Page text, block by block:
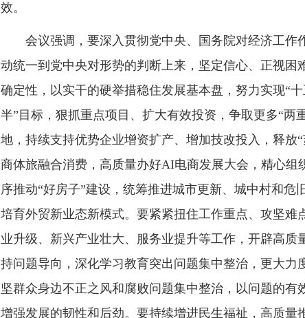
效。
会议强调，要深入贯彻党中央、国务院对经济工作
动统一到党中央对形势的判断上来，坚定信心、正视困
确定性，以实干的硬举措稳住发展基本盘，努力实现“
半”目标，狠抓重点项目、扩大有效投资，争取更多“两
地，持续支持优势企业增资扩产、增加技改投入，释放
商体旅融合消费，高质量办好AI电商发展大会，精心组
序推动“好房子”建设，统筹推进城市更新、城中村和危
培育外贸新业态新模式。要紧紧扭住工作重点、攻坚难
业升级、新兴产业壮大、服务业提升等工作，开辟高质
持问题导向，深化学习教育突出问题集中整治，更大力
坚群众身边不正之风和腐败问题集中整治，以问题的有
增强发展的韧性和后劲。要持续增进民生福祉，高质量